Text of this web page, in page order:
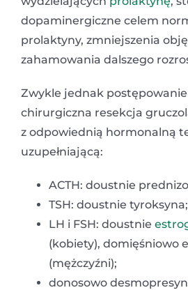
dopaminergiczne celem
prolaktyny, zmniejszenia
zahamowania dalszego
Zwykle jednak
chirurgiczna resekcja
z odpowiednią hormonalną
uzupełniającą:
ACTH: doustnie
TSH: doustnie tyroksyna;
LH i FSH: doustnie
(kobiety), domięśniowo
(mężczyźni);
donosowo